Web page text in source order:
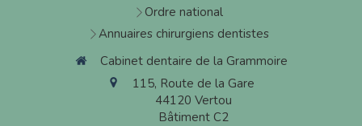
Ordre national
Annuaires chirurgiens dentistes
Cabinet dentaire de la Grammoire
115, Route de la Gare
44120 Vertou
Bâtiment C2